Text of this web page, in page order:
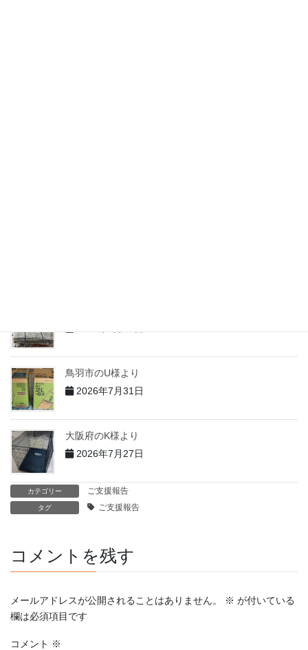
鳥羽市のU様より
2026年7月31日
大阪府のK様より
2026年7月27日
カテゴリー ご支援報告
タグ ご支援報告
コメントを残す
メールアドレスが公開されることはありません。 ※ が付いている
欄は必須項目です
コメント ※